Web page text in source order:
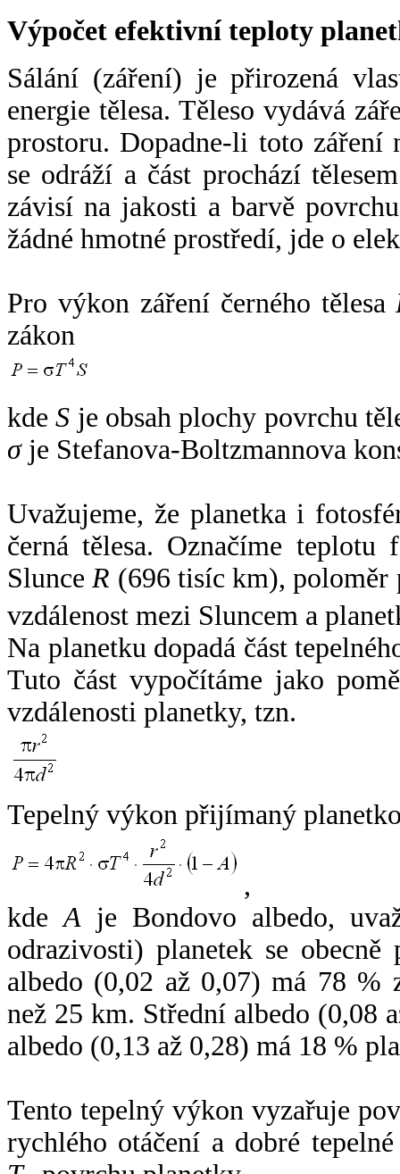
Výpočet efektivní teploty
Sálání (záření) je přirozená
energie tělesa. Těleso vydává
prostoru. Dopadne-li toto záření
se odráží a část prochází
závisí na jakosti a barvě
žádné hmotné prostředí, jde o
Pro výkon záření černého tělesa
zákon
kdeS je obsah plochy povrchu
σje Stefanova-Boltzmannova
Uvažujeme, že planetka i
černá tělesa. Označíme
SlunceR (696 tisíc km),
vzdálenost mezi Sluncem a
Na planetku dopadá část
Tuto část vypočítáme jako
vzdálenosti planetky, tzn.
Tepelný výkon přijímaný
,
kdeA je Bondovo albedo,
odrazivosti) planetek se
albedo (0,02 až 0,07) má 78 %
než 25 km. Střední albedo (0,08
albedo (0,13 až 0,28) má 18 %
Tento tepelný výkon vyzařuje
rychlého otáčení a dobré